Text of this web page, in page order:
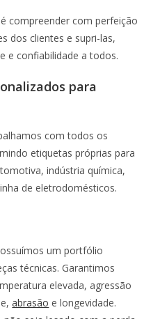
com perfeição
dos clientes e supri-las,
e confiabilidade a todos.
para
com todos os
etiquetas próprias para
indústria química,
de eletrodomésticos.
um portfólio
técnicas. Garantimos
elevada, agressão
abrasão e longevidade.